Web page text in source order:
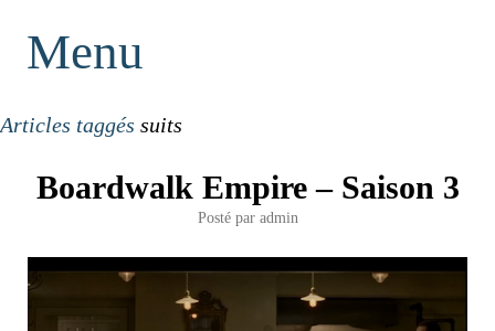
redingote.
Menu
Articles taggés suits
Boardwalk Empire – Saison 3
Posté par admin